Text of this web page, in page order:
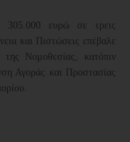
305.000 ευρώ σε τρεις
και Πιστώσεις επέβαλε
της Νομοθεσίας, κατόπιν
Αγοράς και Προστασίας